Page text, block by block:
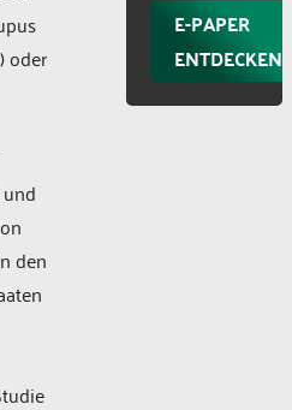
oder
den
E-PAPER
ENTDECKEN